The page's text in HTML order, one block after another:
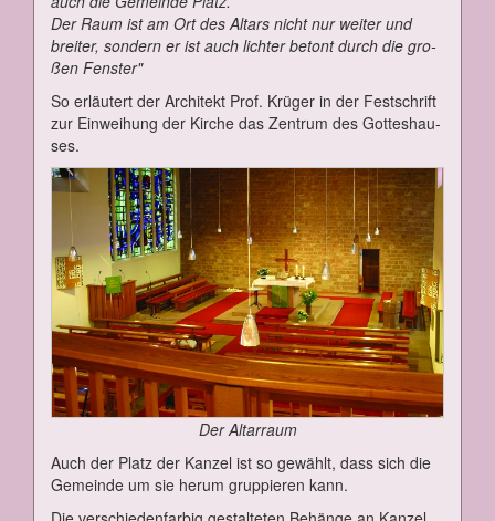
Der Raum ist am Ort des Al­tars nicht nur wei­ter und
brei­ter, son­dern er ist auch lich­ter be­tont durch die gro­
ßen Fens­ter"
So er­läu­tert der Ar­chi­tekt Prof. Krü­ger in der Fest­schrift
zur Ein­wei­hung der Kir­che das Zen­trum des Got­tes­hau­
ses.
Der Al­tar­raum
Auch der Platz der Kan­zel ist so ge­wählt, dass sich die
Ge­mein­de um sie her­um grup­pie­ren kann.